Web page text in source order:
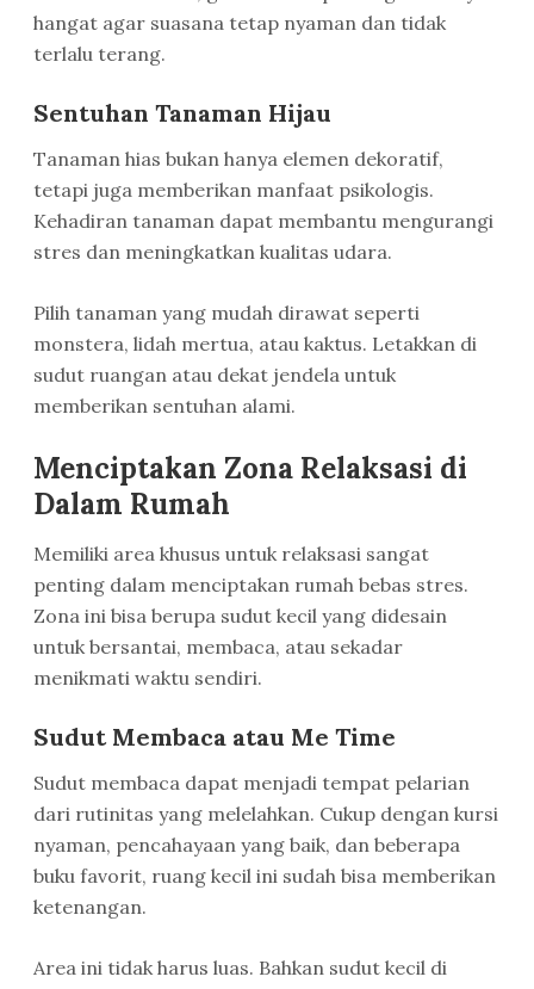
hangat agar suasana tetap nyaman dan tidak
terlalu terang.
Sentuhan Tanaman Hijau
Tanaman hias bukan hanya elemen dekoratif,
tetapi juga memberikan manfaat psikologis.
Kehadiran tanaman dapat membantu mengurangi
stres dan meningkatkan kualitas udara.
Pilih tanaman yang mudah dirawat seperti
monstera, lidah mertua, atau kaktus. Letakkan di
sudut ruangan atau dekat jendela untuk
memberikan sentuhan alami.
Menciptakan Zona Relaksasi di
Dalam Rumah
Memiliki area khusus untuk relaksasi sangat
penting dalam menciptakan rumah bebas stres.
Zona ini bisa berupa sudut kecil yang didesain
untuk bersantai, membaca, atau sekadar
menikmati waktu sendiri.
Sudut Membaca atau Me Time
Sudut membaca dapat menjadi tempat pelarian
dari rutinitas yang melelahkan. Cukup dengan kursi
nyaman, pencahayaan yang baik, dan beberapa
buku favorit, ruang kecil ini sudah bisa memberikan
ketenangan.
Area ini tidak harus luas. Bahkan sudut kecil di